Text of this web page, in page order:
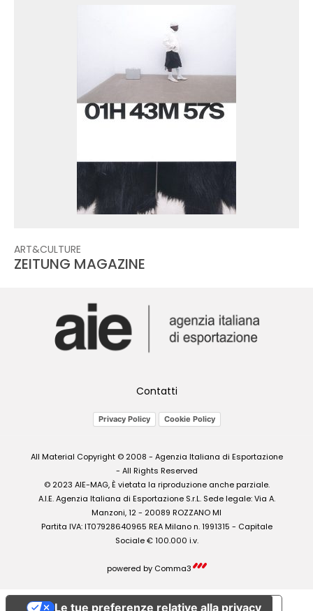
ART&CULTURE
ZEITUNG MAGAZINE
Contatti
Privacy Policy Cookie Policy
All Material Copyright © 2008 - Agenzia Italiana di Esportazione
- All Rights Reserved
© 2023 AIE-MAG, È vietata la riproduzione anche parziale.
A.I.E. Agenzia Italiana di Esportazione S.r.L. Sede legale: Via A.
Manzoni, 12 - 20089 ROZZANO MI
Partita IVA: IT07928640965 REA Milano n. 1991315 - Capitale
Sociale € 100.000 i.v.
powered by Comma3
Le tue preferenze relative alla privacy